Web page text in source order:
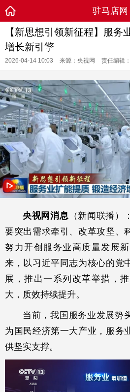
驻马店网
【新思想引领新征程】服务
增长新引擎
2026-04-14 10:03 来源：央视网 责任编辑
央视网消息 （新闻联播）
要突出需求牵引、改革攻坚、
努力开创服务业高质量发展
来，以习近平同志为核心的党
展，推出一系列改革举措，
大，质效持续提升。
当前，我国服务业发展势
为国民经济第一大产业，服务
供坚实支撑。